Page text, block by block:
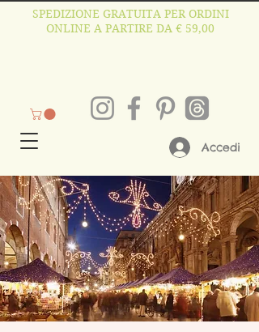
SPEDIZIONE GRATUITA PER ORDINI
ONLINE A PARTIRE DA € 59,00
Accedi